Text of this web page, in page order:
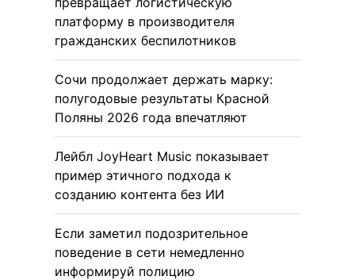
платформу в производителя
гражданских беспилотников
Сочи продолжает держать марку:
полугодовые результаты Красной
Поляны 2026 года впечатляют
Лейбл JoyHeart Music показывает
пример этичного подхода к
созданию контента без ИИ
Если заметил подозрительное
поведение в сети немедленно
информируй полицию